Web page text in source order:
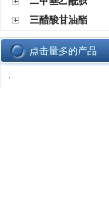
三醋酸甘油酯
点击量多的产品
·